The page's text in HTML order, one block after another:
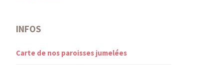
INFOS
Carte de nos paroisses jumelées